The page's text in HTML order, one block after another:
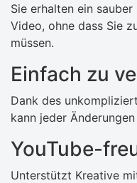
Sie erhalten ein
Video, ohne dass Sie
müssen.
Einfach zu
Dank des
kann jeder
YouTube-
Unterstützt Kreative